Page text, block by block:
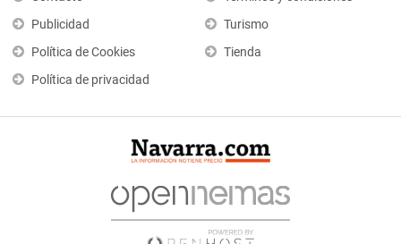
Publicidad
Política de Cookies
Política de privacidad
Turismo
Tienda